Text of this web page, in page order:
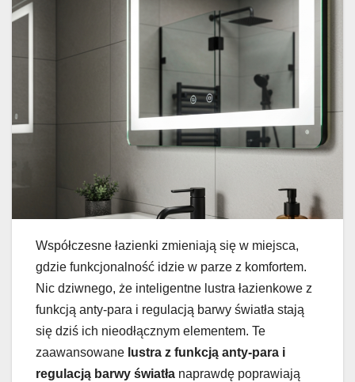
Współczesne łazienki zmieniają się w miejsca,
gdzie funkcjonalność idzie w parze z komfortem.
Nic dziwnego, że inteligentne lustra łazienkowe z
funkcją anty-para i regulacją barwy światła stają
się dziś ich nieodłącznym elementem. Te
zaawansowane lustra z funkcją anty-para i
regulacją barwy światła naprawdę poprawiają